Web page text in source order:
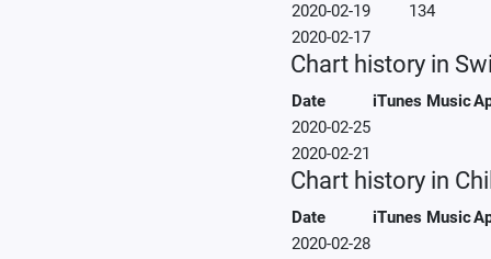
2020-02-19
134
2020-02-17
Chart history in
Date iTunes Music
2020-02-25
2020-02-21
Chart history in
Date iTunes Music
2020-02-28